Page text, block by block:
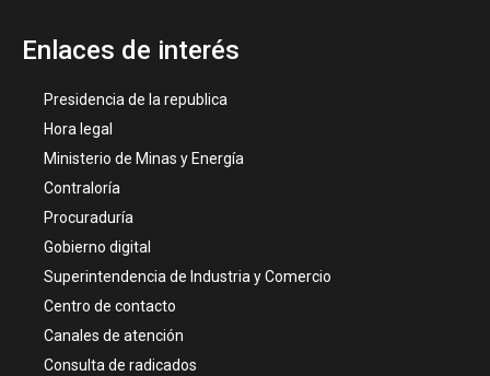
Enlaces de interés
Presidencia de la republica
Hora legal
Ministerio de Minas y Energía
Contraloría
Procuraduría
Gobierno digital
Superintendencia de Industria y Comercio
Centro de contacto
Canales de atención
Consulta de radicados